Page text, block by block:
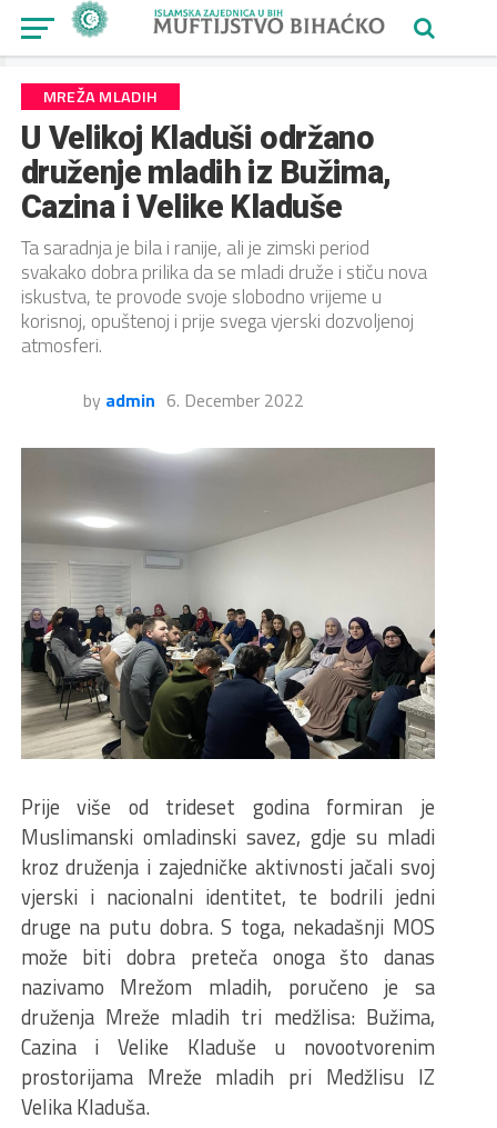
MREŽA MLADIH
U Velikoj Kladuši održano
druženje mladih iz Bužima,
Cazina i Velike Kladuše
Ta saradnja je bila i ranije, ali je zimski period
svakako dobra prilika da se mladi druže i stiču nova
iskustva, te provode svoje slobodno vrijeme u
korisnoj, opuštenoj i prije svega vjerski dozvoljenoj
atmosferi.
by admin 6. December 2022
Prije više od trideset godina formiran je
Muslimanski omladinski savez, gdje su mladi
kroz druženja i zajedničke aktivnosti jačali svoj
vjerski i nacionalni identitet, te bodrili jedni
druge na putu dobra. S toga, nekadašnji MOS
može biti dobra preteča onoga što danas
nazivamo Mrežom mladih, poručeno je sa
druženja Mreže mladih tri medžlisa: Bužima,
Cazina i Velike Kladuše u novootvorenim
prostorijama Mreže mladih pri Medžlisu IZ
Velika Kladuša.